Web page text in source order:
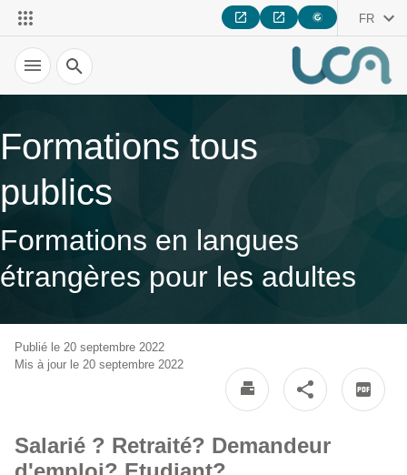
FR
Recherche
Formations tous
publics
Formations en langues
étrangères pour les adultes
Publié le 20 septembre 2022
Mis à jour le 20 septembre 2022
Salarié ? Retraité? Demandeur